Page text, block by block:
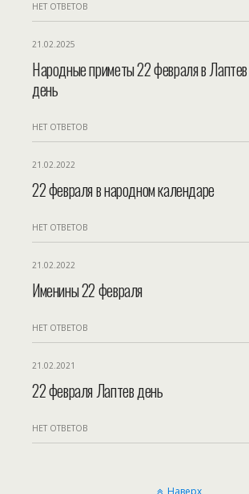
НЕТ ОТВЕТОВ
21.02.2025
Народные приметы 22 февраля в Лаптев
день
НЕТ ОТВЕТОВ
21.02.2022
22 февраля в народном календаре
НЕТ ОТВЕТОВ
21.02.2022
Именины 22 февраля
НЕТ ОТВЕТОВ
21.02.2021
22 февраля Лаптев день
НЕТ ОТВЕТОВ
Наверх